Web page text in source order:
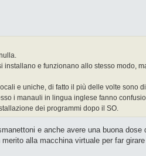
e funzionano allo stesso modo,
e uniche, di fatto il più delle volte sono
i manauli in lingua inglese fanno
dei programmi dopo il SO.
e anche avere una buona dose
alla macchina virtuale per far